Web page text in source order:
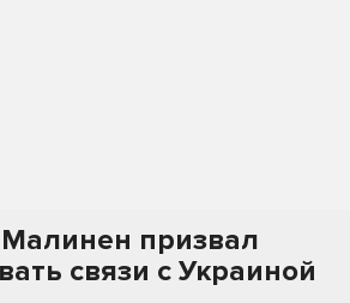
призвал
связи с Украиной